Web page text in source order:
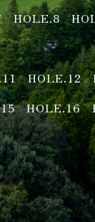
HOLE.8
HOLE.12
HOLE.16